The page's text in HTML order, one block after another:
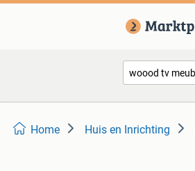
Home Huis en Inrichting